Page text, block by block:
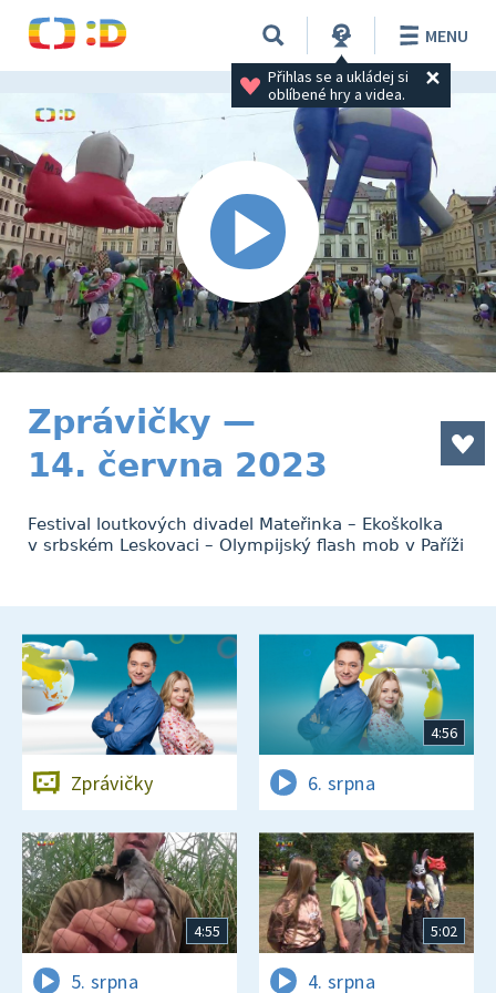
Přihlas se a ukládej si
oblíbené hry a videa.
MENU
Zprávičky —
14. června 2023
Festival loutkových divadel Mateřinka – Ekoškolka
v srbském Leskovaci – Olympijský flash mob v Paříži
Zprávičky
4:56
6. srpna
4:55
5. srpna
5:02
4. srpna